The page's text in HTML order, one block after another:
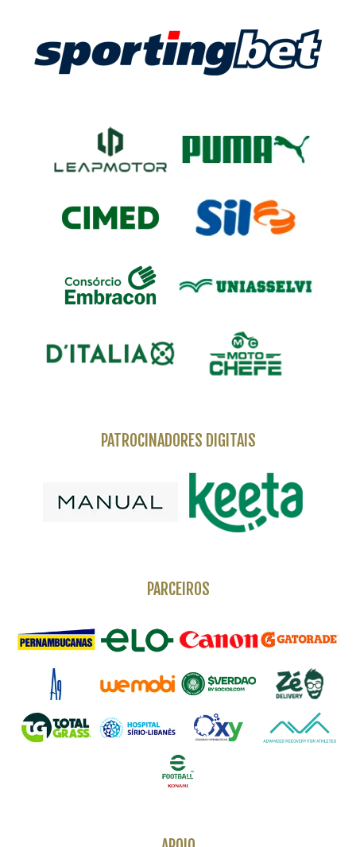
PATROCINADORES DIGITAIS
PARCEIROS